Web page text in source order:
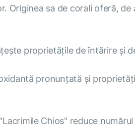
Originea sa de corali oferă,
proprietățile de întărire și
pronunțată și
Chios" reduce